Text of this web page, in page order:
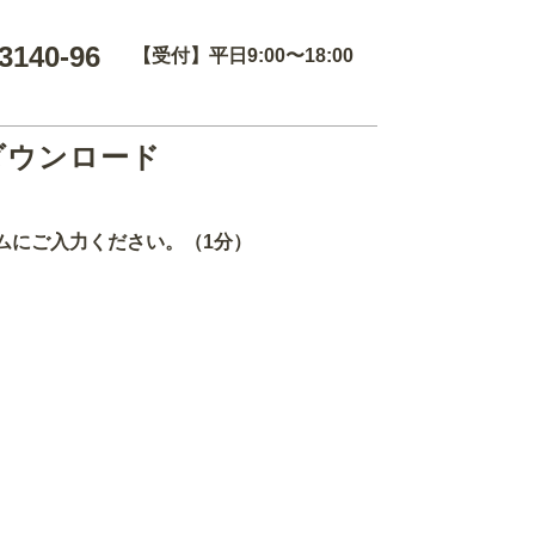
96 【受付】平日9:00〜18:00
ンロード
にご入力ください。（1分）